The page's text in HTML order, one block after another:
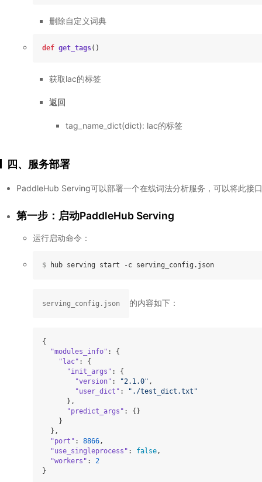
删除自定义词典
def get_tags()
获取lac的标签
返回
tag_name_dict(dict): lac的标签
四、服务部署
PaddleHub Serving可以部署一个在线词法分析服务，可以将此接
第一步：启动PaddleHub Serving
运行启动命令：
$ hub serving start -c serving_config.json
serving_config.json 的内容如下：
{
"modules_info" : {
"lac" : {
"init_args" : {
"version" : "2.1.0" ,
"user_dict" :
"./test_dict.txt"
"predict_args" : {}
"port" : 8866,
"use_singleprocess" : false,
"workers" : 2
}